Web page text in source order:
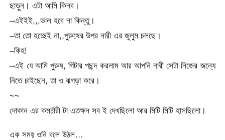
ছাড়ুন। এটা আমি কিনব।
–এইইই,,,ভাল হবে না কিন্তু।
–তা তো হচ্ছেই না,,পুরুষের উপর নারী এর জুলুম চলছে।
–কিহ!
–এই যে আমি পুরুষ, গিটার পছন্দ করলাম আর আপনি নারী সেটা নিজের জন্যে
নিতে চাইছেন, তা ও ঝগড়া করে।
~~
দোকান এর কমর্চারী টা এতক্ষন সব ই দেখছিলো আর মিটি মিটি হাসছিলো।
এক সময় ওনি বলে উঠল…